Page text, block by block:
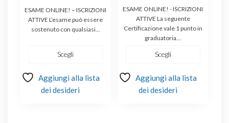
di
prezzo:
da
ESAME ONLINE! – ISCRIZIONI
ATTIVE L’esame può essere
sostenuto con qualsiasi…
Scegli
Aggiungi alla lista
dei desideri
originale
era:
€209.00.
è:
ESAME ONLINE! - ISCRIZIONI
ATTIVE La seguente
Certificazione vale 1 punto in
graduatoria…
Scegli
Aggiungi alla lista
dei desideri